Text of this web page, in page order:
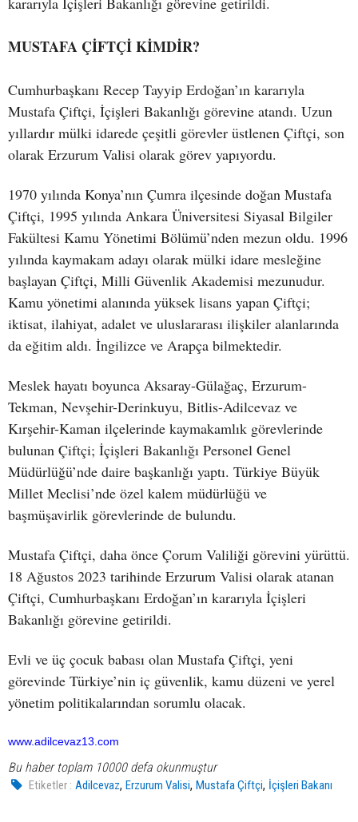
MUSTAFA ÇİFTÇİ KİMDİR?
Cumhurbaşkanı Recep Tayyip Erdoğan’ın kararıyla
Mustafa Çiftçi, İçişleri Bakanlığı görevine atandı. Uzun
yıllardır mülki idarede çeşitli görevler üstlenen Çiftçi, son
olarak Erzurum Valisi olarak görev yapıyordu.
1970 yılında Konya’nın Çumra ilçesinde doğan Mustafa
Çiftçi, 1995 yılında Ankara Üniversitesi Siyasal Bilgiler
Fakültesi Kamu Yönetimi Bölümü’nden mezun oldu. 1996
yılında kaymakam adayı olarak mülki idare mesleğine
başlayan Çiftçi, Milli Güvenlik Akademisi mezunudur.
Kamu yönetimi alanında yüksek lisans yapan Çiftçi;
iktisat, ilahiyat, adalet ve uluslararası ilişkiler alanlarında
da eğitim aldı. İngilizce ve Arapça bilmektedir.
Meslek hayatı boyunca Aksaray-Gülağaç, Erzurum-
Tekman, Nevşehir-Derinkuyu, Bitlis-Adilcevaz ve
Kırşehir-Kaman ilçelerinde kaymakamlık görevlerinde
bulunan Çiftçi; İçişleri Bakanlığı Personel Genel
Müdürlüğü’nde daire başkanlığı yaptı. Türkiye Büyük
Millet Meclisi’nde özel kalem müdürlüğü ve
başmüşavirlik görevlerinde de bulundu.
Mustafa Çiftçi, daha önce Çorum Valiliği görevini yürüttü.
18 Ağustos 2023 tarihinde Erzurum Valisi olarak atanan
Çiftçi, Cumhurbaşkanı Erdoğan’ın kararıyla İçişleri
Bakanlığı görevine getirildi.
Evli ve üç çocuk babası olan Mustafa Çiftçi, yeni
görevinde Türkiye’nin iç güvenlik, kamu düzeni ve yerel
yönetim politikalarından sorumlu olacak.
www.adilcevaz13.com
Bu haber toplam 10000 defa okunmuştur
Etiketler : Adilcevaz,Erzurum Valisi,Mustafa Çiftçi, İçişleri Bakanı